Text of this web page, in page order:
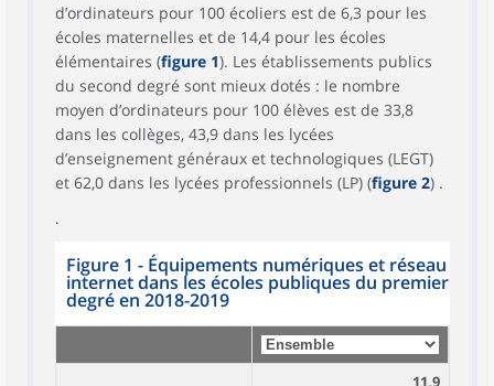
d’ordinateurs pour 100 écoliers est de 6,3 pour les
écoles maternelles et de 14,4 pour les écoles
élémentaires (figure 1). Les établissements publics
du second degré sont mieux dotés : le nombre
moyen d’ordinateurs pour 100 élèves est de 33,8
dans les collèges, 43,9 dans les lycées
d’enseignement généraux et technologiques (LEGT)
et 62,0 dans les lycées professionnels (LP) (figure 2) .
.
Figure 1 - Équipements numériques et réseau
internet dans les écoles publiques du premier
degré en 2018-2019
11,9